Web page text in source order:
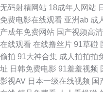
线 韩国人妻Av 日本人妻毛片 尤
袜性爱 91黑丝后入 超碰人人熟女
野洁衣 精品国产欧美日韩 美女天
国产福利看片 97午夜剧场 国产网
无码射精网站 18成年人网站
免费电影在线观看 亚洲ab 成
产成年免费网站 国产视频高
在线观看 在线撸丝片 91草碰
偷拍 91大神合集 成人拍拍拍
址 日韩免费电影 91羞羞视频
影视AV 日本一级在线视频 国